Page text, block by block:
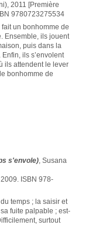
2011 [Première
9780723275534
un bonhomme de
Ensemble, ils jouent
puis dans la
ils s’envolent
ils attendent le lever
bonhomme de
s'envole), Susana
ISBN 978-
temps ; la saisir et
fuite palpable ; est-
surtout